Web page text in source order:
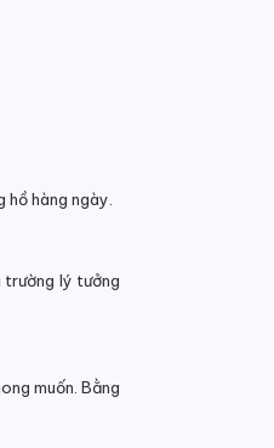
hàng ngày.
trường lý tưởng
muốn. Bằng